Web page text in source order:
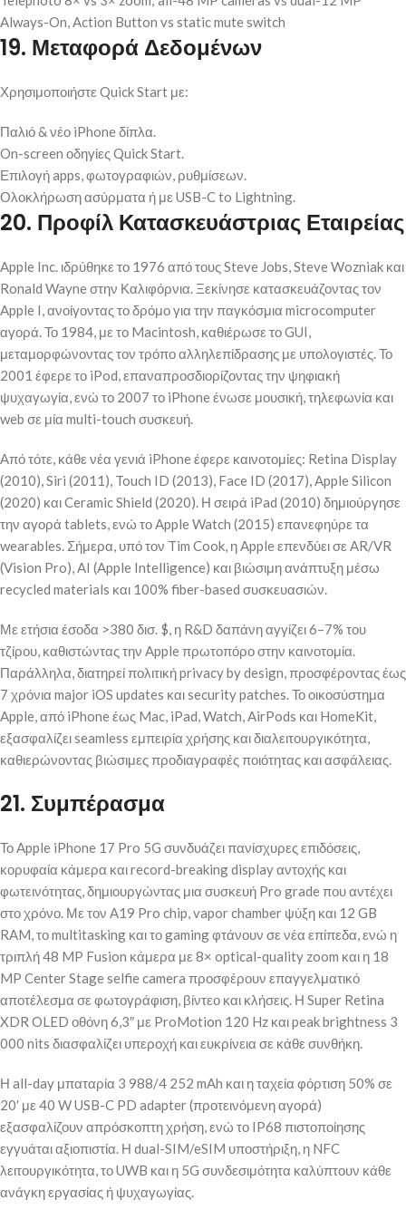
Always-On, Action Button vs static mute switch
19. Μεταφορά Δεδομένων
Χρησιμοποιήστε Quick Start με:
Παλιό & νέο iPhone δίπλα.
On-screen οδηγίες Quick Start.
Επιλογή apps, φωτογραφιών, ρυθμίσεων.
Ολοκλήρωση ασύρματα ή με USB-C to Lightning.
20. Προφίλ Κατασκευάστριας Εταιρείας
Apple Inc. ιδρύθηκε το 1976 από τους Steve Jobs, Steve Wozniak και
Ronald Wayne στην Καλιφόρνια. Ξεκίνησε κατασκευάζοντας τον
Apple I, ανοίγοντας το δρόμο για την παγκόσμια microcomputer
αγορά. Το 1984, με το Macintosh, καθιέρωσε το GUI,
μεταμορφώνοντας τον τρόπο αλληλεπίδρασης με υπολογιστές. Το
2001 έφερε το iPod, επαναπροσδιορίζοντας την ψηφιακή
ψυχαγωγία, ενώ το 2007 το iPhone ένωσε μουσική, τηλεφωνία και
web σε μία multi-touch συσκευή.
Από τότε, κάθε νέα γενιά iPhone έφερε καινοτομίες: Retina Display
(2010), Siri (2011), Touch ID (2013), Face ID (2017), Apple Silicon
(2020) και Ceramic Shield (2020). Η σειρά iPad (2010) δημιούργησε
την αγορά tablets, ενώ το Apple Watch (2015) επανεφηύρε τα
wearables. Σήμερα, υπό τον Tim Cook, η Apple επενδύει σε AR/VR
(Vision Pro), AI (Apple Intelligence) και βιώσιμη ανάπτυξη μέσω
recycled materials και 100% fiber-based συσκευασιών.
Με ετήσια έσοδα >380 δισ. $, η R&D δαπάνη αγγίζει 6–7% του
τζίρου, καθιστώντας την Apple πρωτοπόρο στην καινοτομία.
Παράλληλα, διατηρεί πολιτική privacy by design, προσφέροντας έως
7 χρόνια major iOS updates και security patches. Το οικοσύστημα
Apple, από iPhone έως Mac, iPad, Watch, AirPods και HomeKit,
εξασφαλίζει seamless εμπειρία χρήσης και διαλειτουργικότητα,
καθιερώνοντας βιώσιμες προδιαγραφές ποιότητας και ασφάλειας.
21. Συμπέρασμα
Το Apple iPhone 17 Pro 5G συνδυάζει πανίσχυρες επιδόσεις,
κορυφαία κάμερα και record-breaking display αντοχής και
φωτεινότητας, δημιουργώντας μια συσκευή Pro grade που αντέχει
στο χρόνο. Με τον A19 Pro chip, vapor chamber ψύξη και 12 GB
RAM, το multitasking και το gaming φτάνουν σε νέα επίπεδα, ενώ η
τριπλή 48 MP Fusion κάμερα με 8× optical-quality zoom και η 18
MP Center Stage selfie camera προσφέρουν επαγγελματικό
αποτέλεσμα σε φωτογράφιση, βίντεο και κλήσεις. Η Super Retina
XDR OLED οθόνη 6,3″ με ProMotion 120 Hz και peak brightness 3
000 nits διασφαλίζει υπεροχή και ευκρίνεια σε κάθε συνθήκη.
Η all-day μπαταρία 3 988/4 252 mAh και η ταχεία φόρτιση 50% σε
20′ με 40 W USB-C PD adapter (προτεινόμενη αγορά)
εξασφαλίζουν απρόσκοπτη χρήση, ενώ το IP68 πιστοποίησης
εγγυάται αξιοπιστία. Η dual-SIM/eSIM υποστήριξη, η NFC
λειτουργικότητα, το UWB και η 5G συνδεσιμότητα καλύπτουν κάθε
ανάγκη εργασίας ή ψυχαγωγίας.